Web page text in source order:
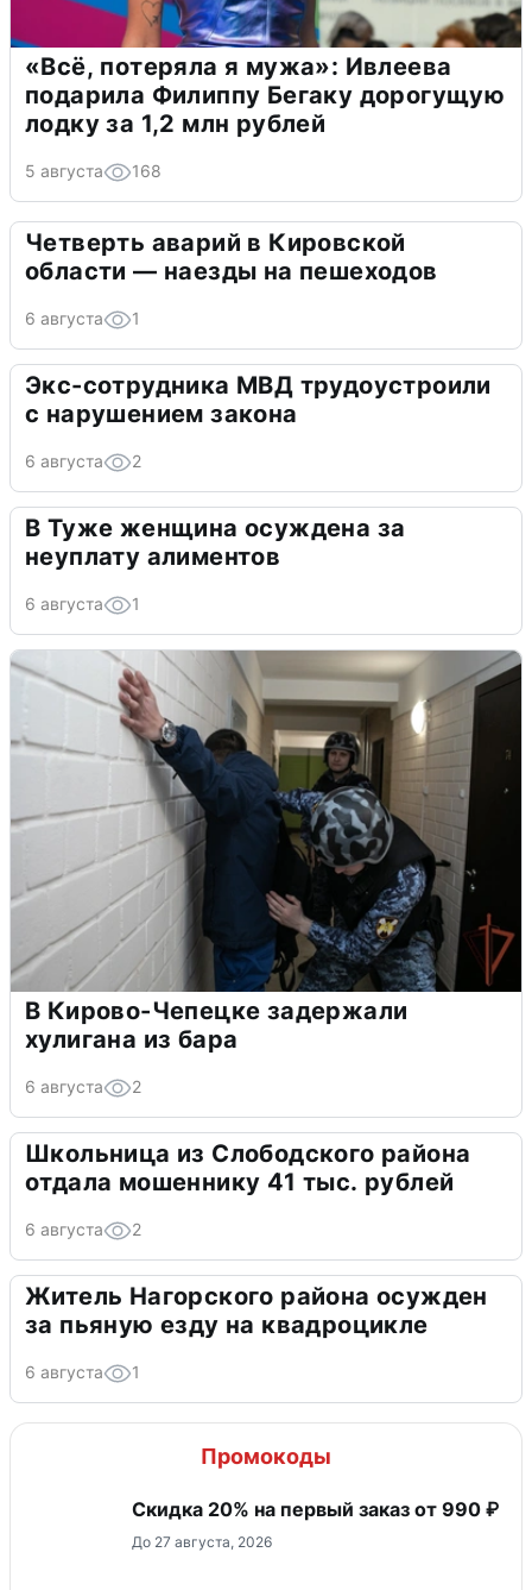
«Всё, потеряла я мужа»: Ивлеева
подарила Филиппу Бегаку дорогущую
лодку за 1,2 млн рублей
5 августа 168
Четверть аварий в Кировской
области — наезды на пешеходов
6 августа 1
Экс-сотрудника МВД трудоустроили
с нарушением закона
6 августа 2
В Туже женщина осуждена за
неуплату алиментов
6 августа 1
В Кирово-Чепецке задержали
хулигана из бара
6 августа 2
Школьница из Слободского района
отдала мошеннику 41 тыс. рублей
6 августа 2
Житель Нагорского района осужден
за пьяную езду на квадроцикле
6 августа 1
Промокоды
Скидка 20% на первый заказ от 990 ₽
До 27 августа, 2026